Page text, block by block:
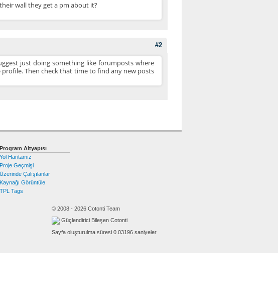
wall they get a pm about it?
#2
just doing something like forumposts where
Then check that time to find any new posts
Program Altyapısı
Yol Haritamız
Proje Geçmişi
Üzerinde Çalışılanlar
Kaynağı Görüntüle
TPL Tags
© 2008 - 2026 Cotonti Team
Güçlendirici Bileşen Cotonti
Sayfa oluşturulma süresi 0.03196 saniyeler